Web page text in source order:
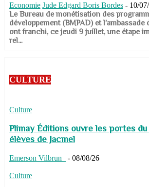
Economie Jude Edgard Boris Bordes - 10/
​​​​​​​Le Bureau de monétisation des
développement (BMPAD) et l’ambassade
ont franchi, ce jeudi 9 juillet, une étape
rel...
CULTURE
Culture
Plimay Éditions ouvre les portes du
élèves de Jacmel
Emerson Vilbrun - 08/08/26
Culture